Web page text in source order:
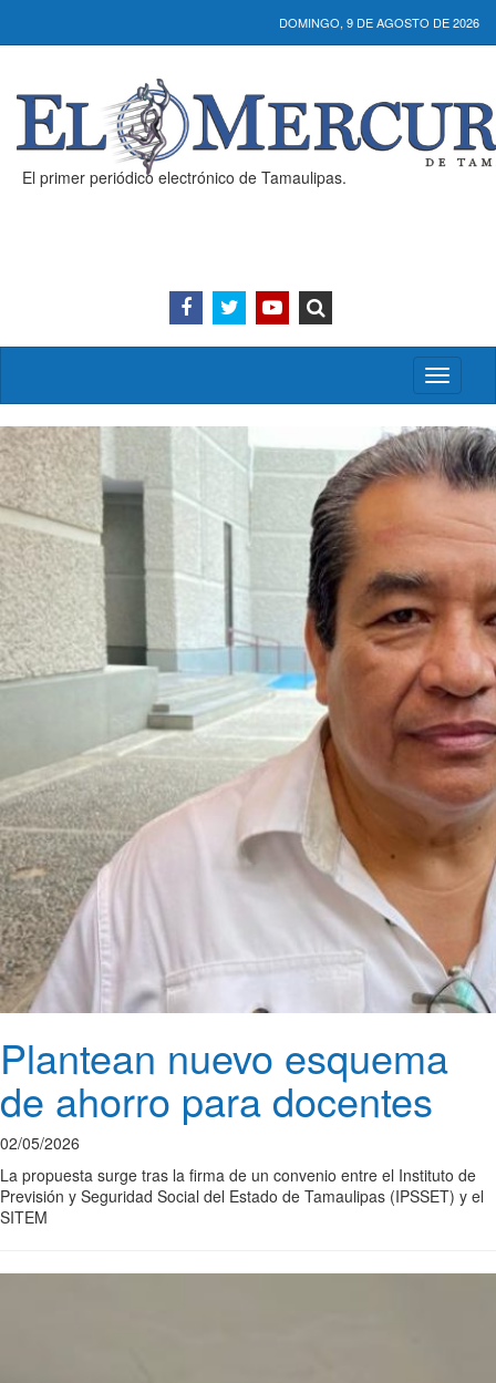
DOMINGO, 9 DE AGOSTO DE 2026
El primer periódico electrónico de Tamaulipas.
Activar/
menú
Plantean nuevo esquema
de ahorro para docentes
02/05/2026
La propuesta surge tras la firma de un convenio entre el Instituto de
Previsión y Seguridad Social del Estado de Tamaulipas (IPSSET) y el
SITEM